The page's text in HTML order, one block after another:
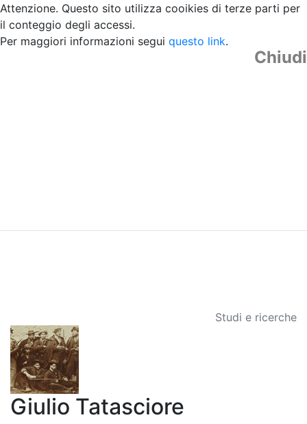
Attenzione. Questo sito utilizza cooikies di terze parti per
il conteggio degli accessi.
Per maggiori informazioni segui questo link.
Chiudi
Studi e ricerche
Giulio Tatasciore